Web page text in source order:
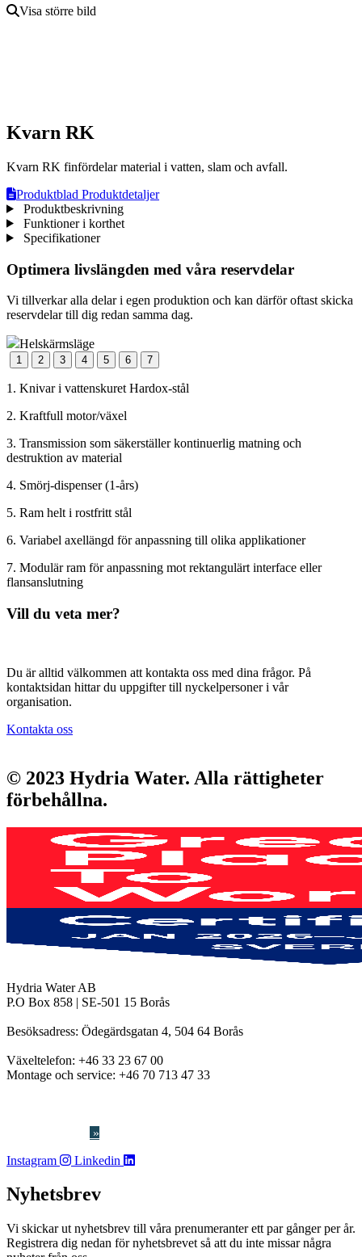
Visa större bild
Kvarn RK
Kvarn RK finfördelar material i vatten, slam och avfall.
Produktblad Produktdetaljer
Produktbeskrivning
Funktioner i korthet
Specifikationer
Optimera livslängden med våra reservdelar
Vi tillverkar alla delar i egen produktion och kan därför oftast skicka
reservdelar till dig redan samma dag.
Helskärmsläge
1 2 3 4 5 6 7
1. Knivar i vattenskuret Hardox-stål
2. Kraftfull motor/växel
3. Transmission som säkerställer kontinuerlig matning och
destruktion av material
4. Smörj-dispenser (1-års)
5. Ram helt i rostfritt stål
6. Variabel axellängd för anpassning till olika applikationer
7. Modulär ram för anpassning mot rektangulärt interface eller
flansanslutning
Vill du veta mer?
Du är alltid välkommen att kontakta oss med dina frågor. På
kontaktsidan hittar du uppgifter till nyckelpersoner i vår
organisation.
Kontakta oss
© 2023 Hydria Water. Alla rättigheter
förbehållna.
Hydria Water AB
P.O Box 858 | SE-501 15 Borås
Besöksadress: Ödegärdsgatan 4, 504 64 Borås
Växeltelefon: +46 33 23 67 00
Montage och service: +46 70 713 47 33
»
Instagram
Linkedin
Nyhetsbrev
Vi skickar ut nyhetsbrev till våra prenumeranter ett par gånger per år.
Registrera dig nedan för nyhetsbrevet så att du inte missar några